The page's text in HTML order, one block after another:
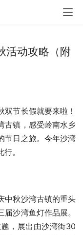
活动攻略（附
节长假就要来啦！
古镇，感受岭南水乡
节日之旅。今年沙湾
。
中秋沙湾古镇的重头
沙湾鱼灯作品展。
，展出由沙湾街30